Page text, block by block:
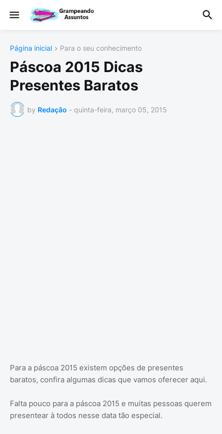
Página inicial Para o seu conhecimento
Páscoa 2015 Dicas
Presentes Baratos
by Redação - quinta-feira, março 05, 2015
Para a páscoa 2015 existem opções de presentes
baratos, confira algumas dicas que vamos oferecer aqui.
Falta pouco para a páscoa 2015 e muitas pessoas querem
presentear à todos nesse data tão especial.